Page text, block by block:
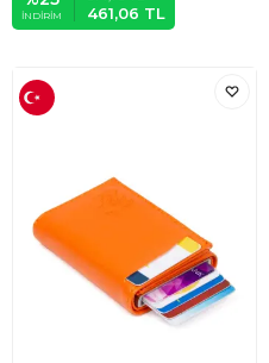
İNDIRIM 461,06 TL